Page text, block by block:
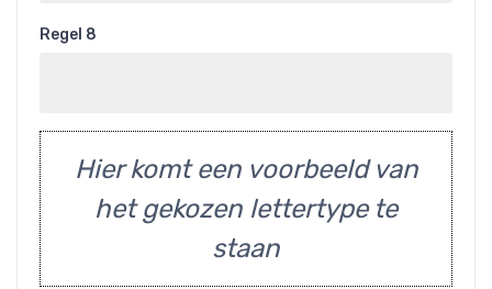
Regel 8
Hier komt een voorbeeld van
het gekozen lettertype te
staan